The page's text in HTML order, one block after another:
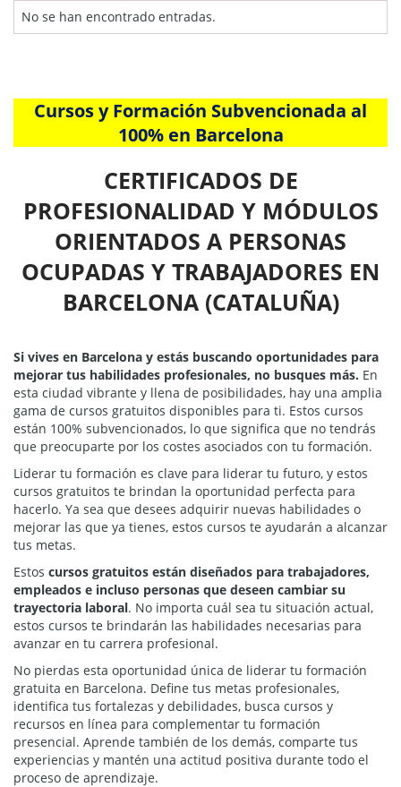
No se han encontrado entradas.
Cursos y Formación Subvencionada al
100% en Barcelona
CERTIFICADOS DE
PROFESIONALIDAD Y MÓDULOS
ORIENTADOS A PERSONAS
OCUPADAS Y TRABAJADORES EN
BARCELONA (CATALUÑA)
Si vives en Barcelona y estás buscando oportunidades para
mejorar tus habilidades profesionales, no busques más. En
esta ciudad vibrante y llena de posibilidades, hay una amplia
gama de cursos gratuitos disponibles para ti. Estos cursos
están 100% subvencionados, lo que significa que no tendrás
que preocuparte por los costes asociados con tu formación.
Liderar tu formación es clave para liderar tu futuro, y estos
cursos gratuitos te brindan la oportunidad perfecta para
hacerlo. Ya sea que desees adquirir nuevas habilidades o
mejorar las que ya tienes, estos cursos te ayudarán a alcanzar
tus metas.
Estos cursos gratuitos están diseñados para trabajadores,
empleados e incluso personas que deseen cambiar su
trayectoria laboral. No importa cuál sea tu situación actual,
estos cursos te brindarán las habilidades necesarias para
avanzar en tu carrera profesional.
No pierdas esta oportunidad única de liderar tu formación
gratuita en Barcelona. Define tus metas profesionales,
identifica tus fortalezas y debilidades, busca cursos y
recursos en línea para complementar tu formación
presencial. Aprende también de los demás, comparte tus
experiencias y mantén una actitud positiva durante todo el
proceso de aprendizaje.